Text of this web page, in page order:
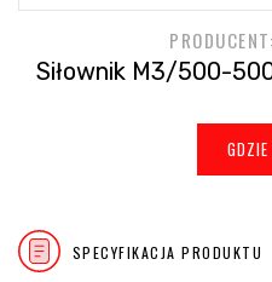
Siłownik M3/500-
SPECYFIKACJA PRODUKTU